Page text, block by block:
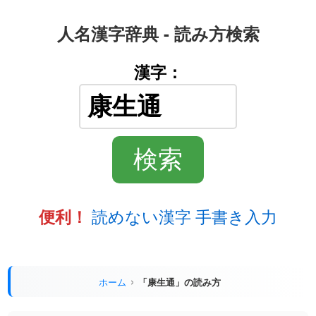
人名漢字辞典 - 読み方検索
漢字：
便利！ 読めない漢字 手書き入力
ホーム 「康生通」の読み方